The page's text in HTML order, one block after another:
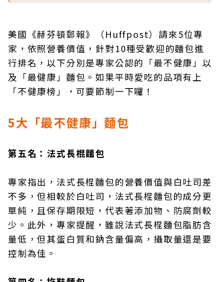
美國《赫芬頓郵報》（Huffpost）請來5位專
家，依照營養價值，針對10種受歡迎的麵包進
行排名，以下分別是專家公認的「最不健康」以
及「最健康」麵包。如果平時愛吃的品項有上
「不健康榜」，可要節制一下囉！
5大「最不健康」麵包
第五名：法式長棍麵包
專家指出，法式長棍麵包的營養價值與白吐司差
不多，但相較於白吐司，法式長棍麵包的成分更
單純，且保存期限短，代表著添加物、防腐劑較
少。此外，專家提醒，雖說法式長棍麵包脂肪含
量低，但其蛋白質和鈉含量偏高，攝取量還是要
控制為佳。